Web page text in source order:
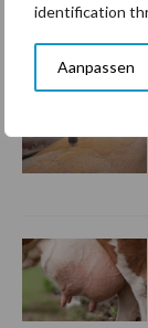
identification
Aanpassen